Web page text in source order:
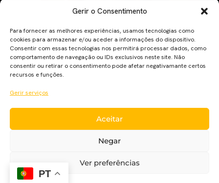
Gerir o Consentimento
Para fornecer as melhores experiências, usamos tecnologias como
cookies para armazenar e/ou aceder a informações do dispositivo.
Consentir com essas tecnologias nos permitirá processar dados, como
comportamento de navegação ou IDs exclusivos neste site. Não
consentir ou retirar o consentimento pode afetar negativamante certos
recursos e funções.
Gerir serviços
Aceitar
Negar
Ver preferências
O novo filme de Marco Martins (realizador de outras
Circulo Perfeito”) lançou recentemente um trailer
internacional. A produção portuguesa chegará às salas de
cinema nacionais a 3 de novembro deste ano. “São
Jorge” marcou presença no Festival de Veneza, que
decorreu de 31 de agosto a 10 […]
PT